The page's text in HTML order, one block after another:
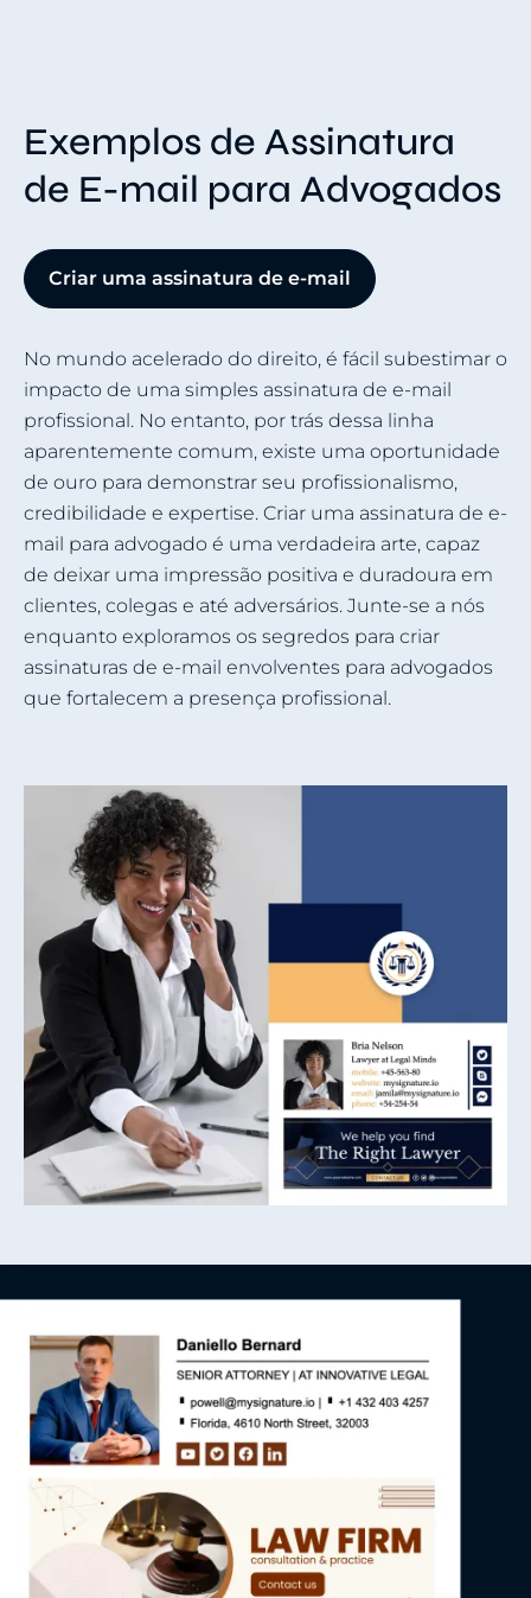
Exemplos de Assinatura
de E-mail para Advogados
Criar uma assinatura de e-mail
No mundo acelerado do direito, é fácil subestimar o
impacto de uma simples assinatura de e-mail
profissional. No entanto, por trás dessa linha
aparentemente comum, existe uma oportunidade
de ouro para demonstrar seu profissionalismo,
credibilidade e expertise. Criar uma assinatura de e-
mail para advogado é uma verdadeira arte, capaz
de deixar uma impressão positiva e duradoura em
clientes, colegas e até adversários. Junte-se a nós
enquanto exploramos os segredos para criar
assinaturas de e-mail envolventes para advogados
que fortalecem a presença profissional.